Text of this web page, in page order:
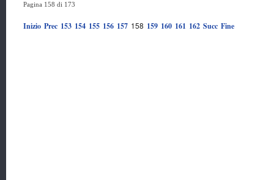
Pagina 158 di 173
Inizio Prec 153 154 155 156 157 158 159 160 161 162 Succ Fine